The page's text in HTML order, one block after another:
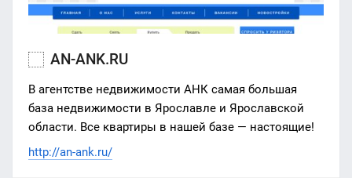
AN-ANK.RU
В агентстве недвижимости АНК самая большая
база недвижимости в Ярославле и Ярославской
области. Все квартиры в нашей базе — настоящие!
http://an-ank.ru/